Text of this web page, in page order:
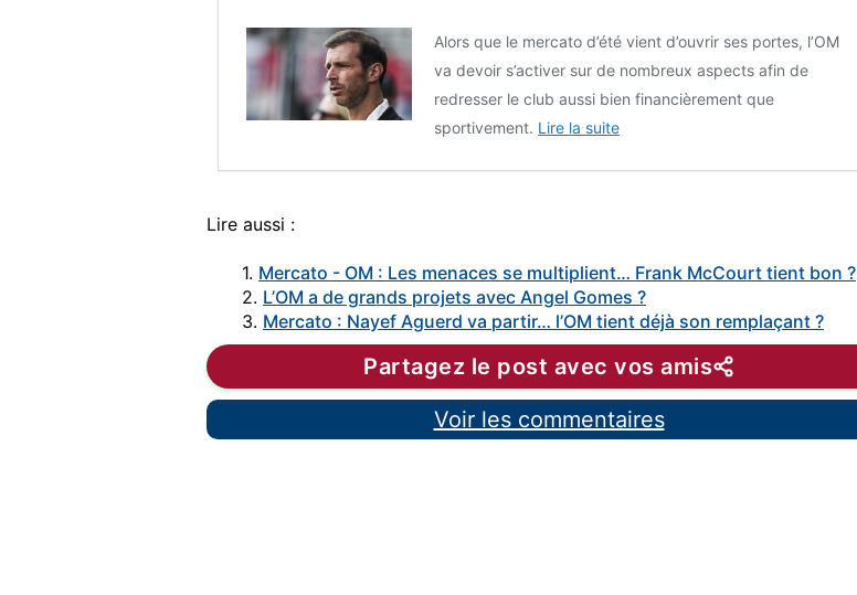
Alors que le mercato d’été vient d’ouvrir ses portes, l’OM
va devoir s’activer sur de nombreux aspects afin de
redresser le club aussi bien financièrement que
sportivement. Lire la suite
Lire aussi :
1. Mercato - OM : Les menaces se multiplient… Frank McCourt tient bon ?
2. L’OM a de grands projets avec Angel Gomes ?
3. Mercato : Nayef Aguerd va partir… l’OM tient déjà son remplaçant ?
Partagez le post avec vos amis
Voir les commentaires